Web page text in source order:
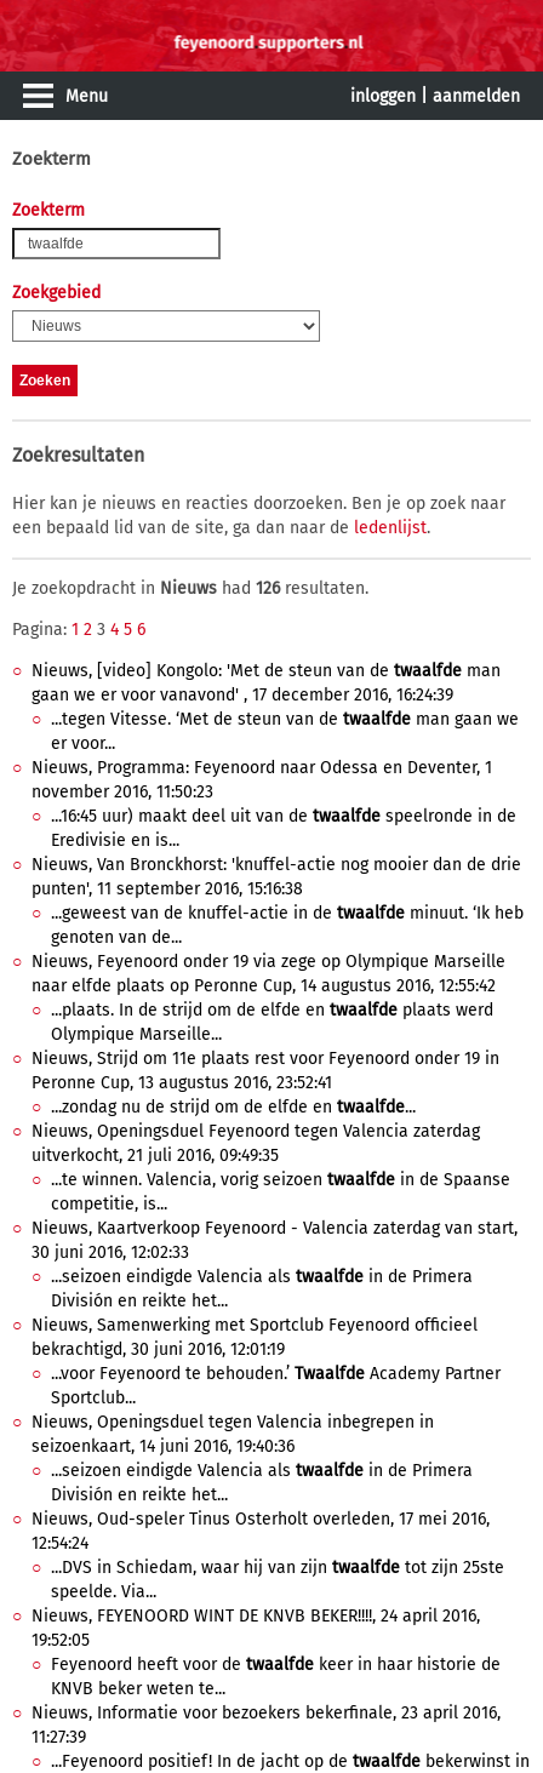
Menu inloggen aanmelden
Zoekterm
Zoekterm
Zoekgebied
Zoekresultaten
Hier kan je nieuws en reacties doorzoeken. Ben je op zoek naar
een bepaald lid van de site, ga dan naar de ledenlijst.
Je zoekopdracht in Nieuws had 126resultaten.
Pagina: 1 2 3 4 5 6
Nieuws, [video] Kongolo: 'Met de steun van de twaalfde man
gaan we er voor vanavond' , 17 december 2016, 16:24:39
...tegen Vitesse. ‘Met de steun van de twaalfde man gaan we
er voor...
Nieuws, Programma: Feyenoord naar Odessa en Deventer, 1
november 2016, 11:50:23
...16:45 uur) maakt deel uit van de twaalfde speelronde in de
Eredivisie en is...
Nieuws, Van Bronckhorst: 'knuffel-actie nog mooier dan de drie
punten', 11 september 2016, 15:16:38
...geweest van de knuffel-actie in de twaalfde minuut. ‘Ik heb
genoten van de...
Nieuws, Feyenoord onder 19 via zege op Olympique Marseille
naar elfde plaats op Peronne Cup, 14 augustus 2016, 12:55:42
...plaats. In de strijd om de elfde en twaalfde plaats werd
Olympique Marseille...
Nieuws, Strijd om 11e plaats rest voor Feyenoord onder 19 in
Peronne Cup, 13 augustus 2016, 23:52:41
...zondag nu de strijd om de elfde en twaalfde...
Nieuws, Openingsduel Feyenoord tegen Valencia zaterdag
uitverkocht, 21 juli 2016, 09:49:35
...te winnen. Valencia, vorig seizoen twaalfde in de Spaanse
competitie, is...
Nieuws, Kaartverkoop Feyenoord - Valencia zaterdag van start,
30 juni 2016, 12:02:33
...seizoen eindigde Valencia als twaalfde in de Primera
División en reikte het...
Nieuws, Samenwerking met Sportclub Feyenoord officieel
bekrachtigd, 30 juni 2016, 12:01:19
...voor Feyenoord te behouden.’ Twaalfde Academy Partner
Sportclub...
Nieuws, Openingsduel tegen Valencia inbegrepen in
seizoenkaart, 14 juni 2016, 19:40:36
...seizoen eindigde Valencia als twaalfde in de Primera
División en reikte het...
Nieuws, Oud-speler Tinus Osterholt overleden, 17 mei 2016,
12:54:24
...DVS in Schiedam, waar hij van zijn twaalfde tot zijn 25ste
speelde. Via...
Nieuws, FEYENOORD WINT DE KNVB BEKER!!!!, 24 april 2016,
19:52:05
Feyenoord heeft voor de twaalfde keer in haar historie de
KNVB beker weten te...
Nieuws, Informatie voor bezoekers bekerfinale, 23 april 2016,
11:27:39
...Feyenoord positief! In de jacht op de twaalfde bekerwinst in